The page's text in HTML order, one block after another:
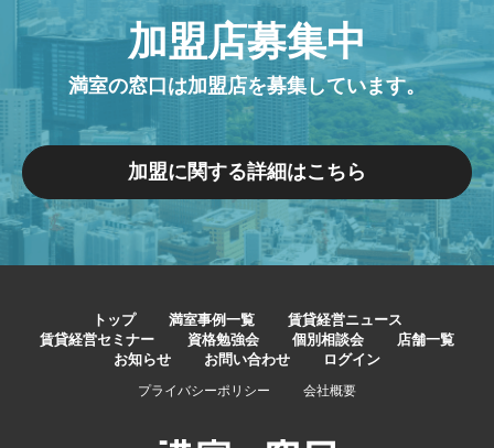
加盟店募集中
満室の窓口は加盟店を募集しています。
加盟に関する詳細はこちら
トップ 満室事例一覧
賃貸経営ニュース
賃貸経営セミナー
資格勉強会 個別相談会
店舗一覧
お知らせ
お問い合わせ ログイン
プライバシーポリシー 会社概要